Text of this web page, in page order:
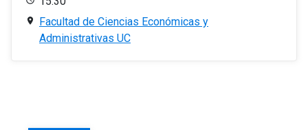
Facultad de Ciencias Económicas y
Administrativas UC